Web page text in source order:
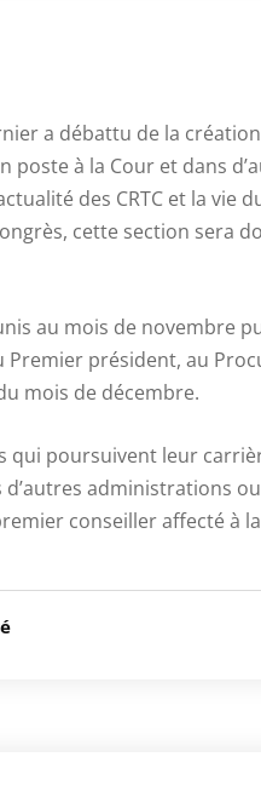
a débattu de la
poste à la Cour et dans
des CRTC et la vie
cette section sera
au mois de novembre
président, au
mois de décembre.
poursuivent leur
administrations
conseiller affecté à